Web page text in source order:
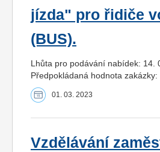
jízda" pro řidiče
(BUS).
Lhůta pro podávání nabídek: 14.
Předpokládaná hodnota
01. 03. 2023
Vzdělávání